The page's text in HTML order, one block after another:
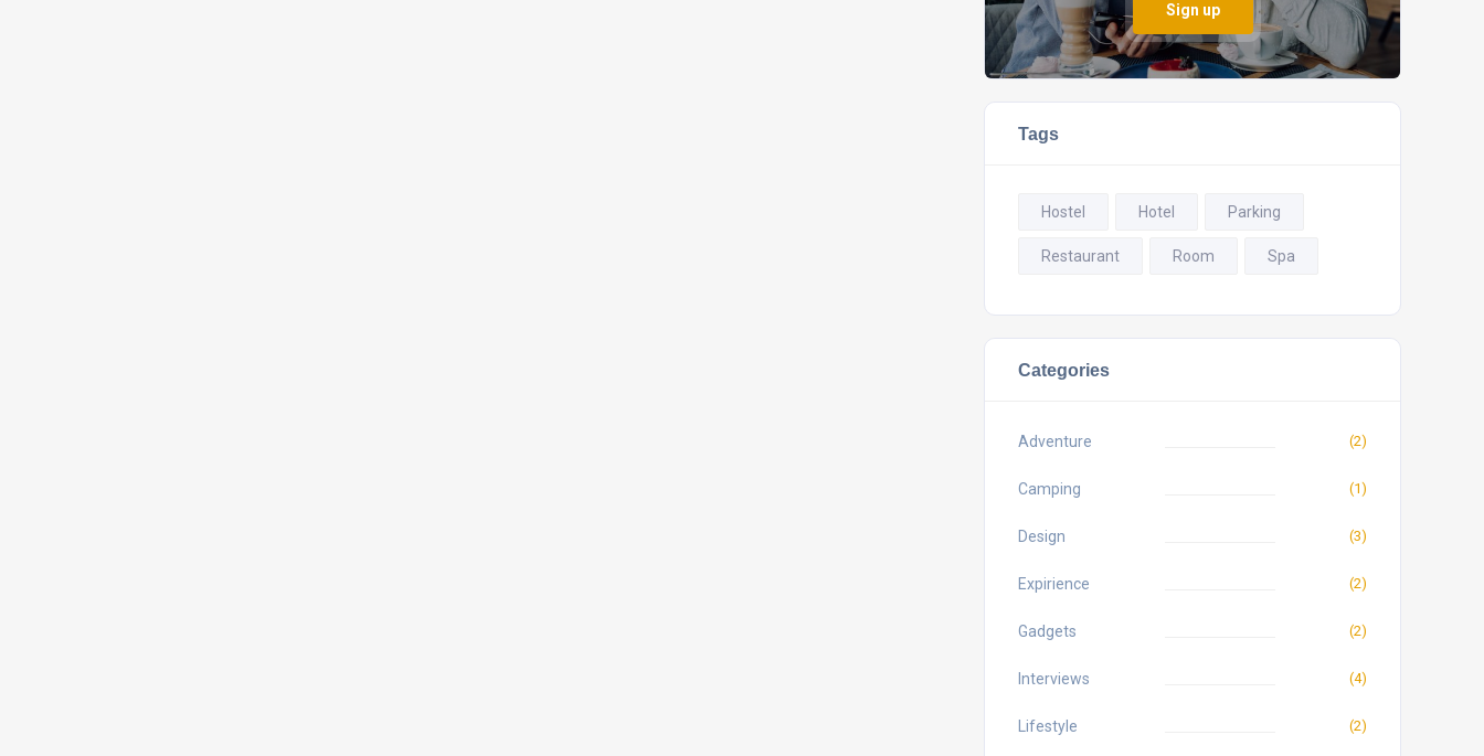
Sign up
Tags
Hostel Hotel Parking
Restaurant Room Spa
Categories
Adventure (2)
Camping (1)
Design (3)
Expirience (2)
Gadgets (2)
Interviews (4)
Lifestyle (2)